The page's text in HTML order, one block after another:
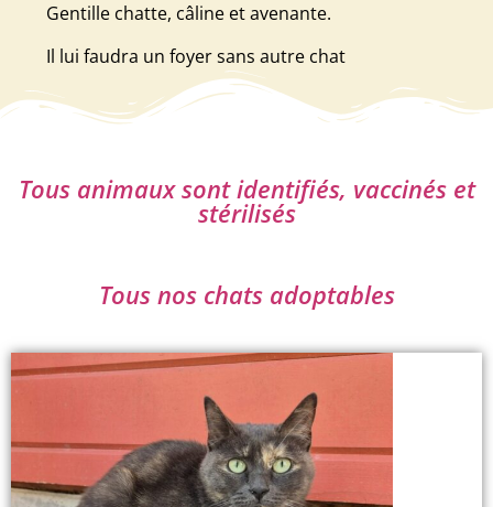
Gentille chatte, câline et avenante.
Il lui faudra un foyer sans autre chat
Tous animaux sont identifiés, vaccinés et
stérilisés
Tous nos chats adoptables